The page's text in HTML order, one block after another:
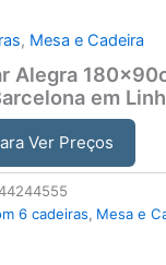
, Mesa e Cadeira
Alegra
em
Ver Preços
6 cadeiras, Mesa e